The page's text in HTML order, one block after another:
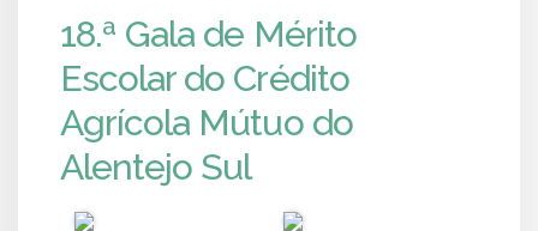
18.ª Gala de Mérito
Escolar do Crédito
Agrícola Mútuo do
Alentejo Sul